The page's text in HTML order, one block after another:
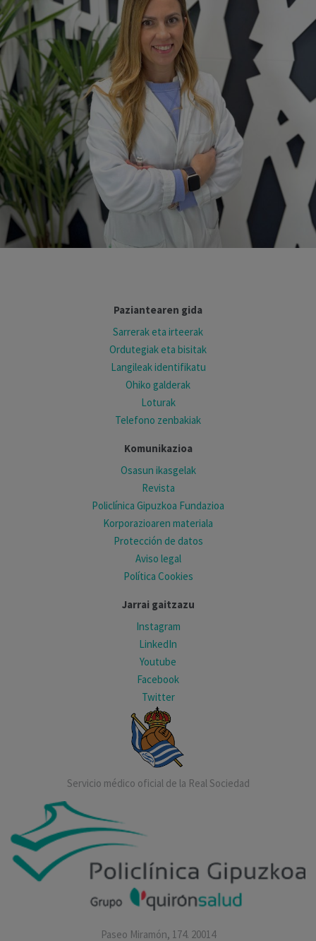
Paziantearen gida
Sarrerak eta irteerak
Ordutegiak eta bisitak
Langileak identifikatu
Ohiko galderak
Loturak
Telefono zenbakiak
Komunikazioa
Osasun ikasgelak
Revista
Policlínica Gipuzkoa Fundazioa
Korporazioaren materiala
Protección de datos
Aviso legal
Política Cookies
Jarrai gaitzazu
Instagram
LinkedIn
Youtube
Facebook
Twitter
Servicio médico oficial de la Real Sociedad
Paseo Miramón, 174. 20014